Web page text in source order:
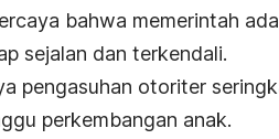
bahwa memerintah
sejalan dan terkendali.
pengasuhan otoriter
perkembangan anak.